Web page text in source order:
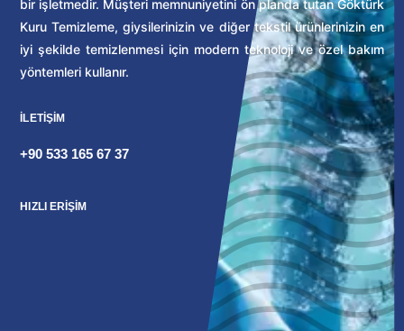
bir işletmedir. Müşteri memnuniyetini ön planda tutan Göktürk
Kuru Temizleme, giysilerinizin ve diğer tekstil ürünlerinizin en
iyi şekilde temizlenmesi için modern teknoloji ve özel bakım
yöntemleri kullanır.
İLETİŞİM
+90 533 165 67 37
HIZLI ERİŞİM
Kuru Temizleme Fiyat Listesi